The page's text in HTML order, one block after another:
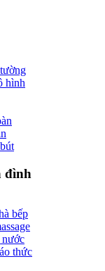
hình
đình
bếp
thức